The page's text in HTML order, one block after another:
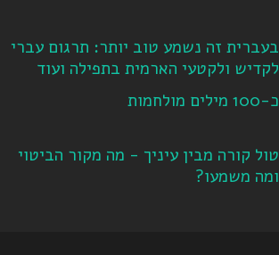
בעברית זה נשמע טוב יותר: תרגום עברי
לקדיש ולקטעי הארמית בתפילה ועוד
כ-100 מילים מולחמות
טול קורה מבין עיניך - מה מקור הביטוי
ומה משמעו?